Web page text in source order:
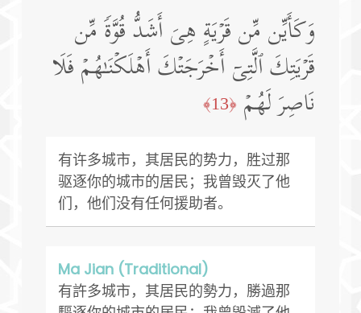
وَكَأَیِّن مِّن قَرۡیَةٍ هِیَ أَشَدُّ قُوَّةࣰ مِّن
قَرۡیَتِكَ ٱلَّتِیۤ أَخۡرَجَتۡكَ أَهۡلَكۡنَـٰهُمۡ فَلَا
نَاصِرَ لَهُمۡ ﴿13﴾
有许多城市，其居民的势力，胜过那
驱逐你的城市的居民；我曾毁灭了他
们，他们没有任何援助者。
Ma Jian (Traditional)
有許多城市，其居民的勢力，勝過那